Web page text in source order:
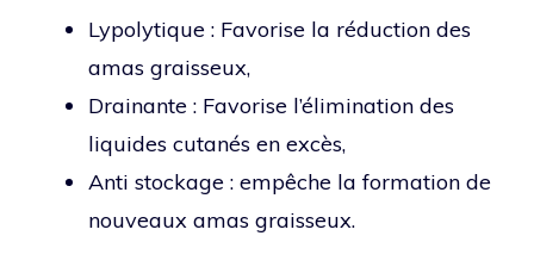
Lypolytique : Favorise la réduction des
amas graisseux,
Drainante : Favorise l’élimination des
liquides cutanés en excès,
Anti stockage : empêche la formation de
nouveaux amas graisseux.